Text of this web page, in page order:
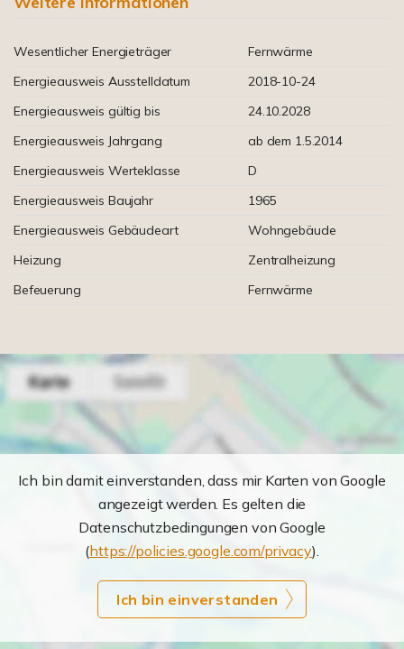
Wesentlicher Energieträger
Fernwärme
Energieausweis Ausstelldatum
2018-10-24
Energieausweis gültig bis
24.10.2028
Energieausweis Jahrgang
ab dem 1.5.2014
Energieausweis Werteklasse
D
Energieausweis Baujahr
1965
Energieausweis Gebäudeart
Wohngebäude
Heizung
Zentralheizung
Befeuerung
Fernwärme
Ich bin damit einverstanden, dass mir Karten von Google
angezeigt werden. Es gelten die
Datenschutzbedingungen von Google
(https://policies.google.com/privacy).
Ich bin einverstanden